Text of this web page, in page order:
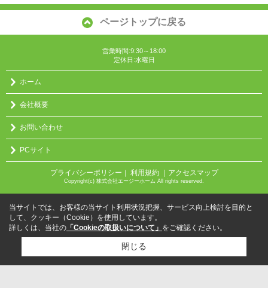
ページトップに戻る
営業時間:9:30～18:00
定休日:水曜日
ホーム
会社概要
お問い合わせ
PCサイト
プライバシーポリシー ｜ 利用規約 ｜アクセスマップ
Copyright(c) 株式会社エージーホーム All rights reserved.
当サイトでは、お客様の当サイト利用状況把握、サービス向上検討を目的と
して、クッキー（Cookie）を使用しています。
詳しくは、当社の 「Cookieの取扱いについて」 をご確認ください。
閉じる